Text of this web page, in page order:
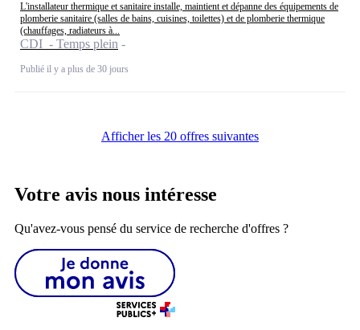
L'installateur thermique et sanitaire installe, maintient et dépanne des équipements de
plomberie sanitaire (salles de bains, cuisines, toilettes) et de plomberie thermique
(chauffages, radiateurs à...
CDI - Temps plein
Publié il y a plus de 30 jours
Afficher les 20 offres suivantes
Votre avis nous intéresse
Qu'avez-vous pensé du service de recherche d'offres ?